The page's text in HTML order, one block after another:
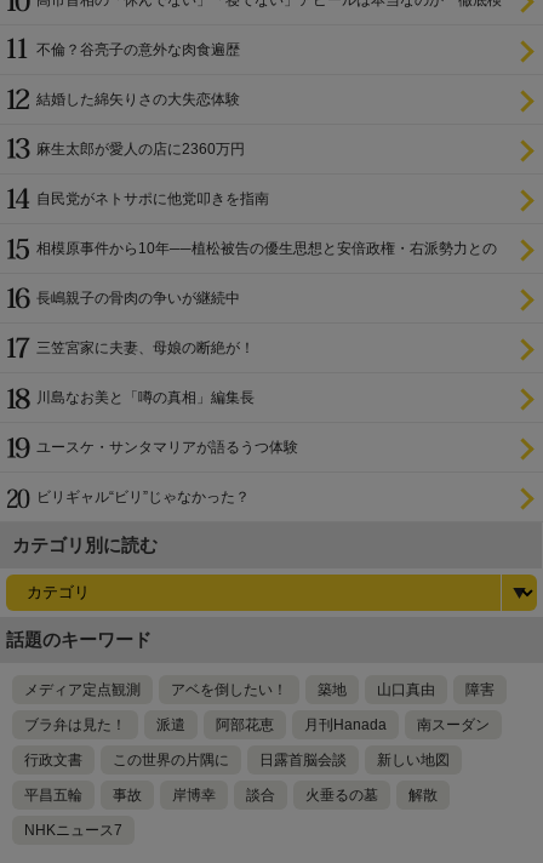
不倫？谷亮子の意外な肉食遍歴
結婚した綿矢りさの大失恋体験
麻生太郎が愛人の店に2360万円
自民党がネトサポに他党叩きを指南
相模原事件から10年──植松被告の優生思想と安倍政権・右派勢力との
長嶋親子の骨肉の争いが継続中
三笠宮家に夫妻、母娘の断絶が！
川島なお美と「噂の真相」編集長
ユースケ・サンタマリアが語るうつ体験
ビリギャル“ビリ”じゃなかった？
カテゴリ別に読む
話題のキーワード
メディア定点観測 アベを倒したい！ 築地 山口真由 障害
ブラ弁は見た！ 派遣 阿部花恵 月刊Hanada 南スーダン
行政文書 この世界の片隅に 日露首脳会談 新しい地図
平昌五輪 事故 岸博幸 談合 火垂るの墓 解散
NHKニュース7